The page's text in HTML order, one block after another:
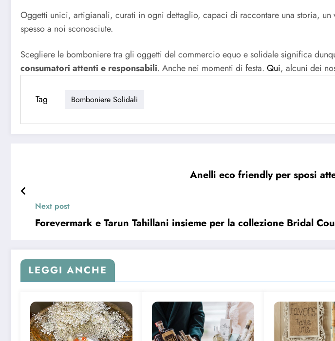
Oggetti unici, artigianali, curati in ogni dettaglio, capaci di raccontare una storia, un
spesso a noi sconosciute.
Scegliere le bomboniere tra gli oggetti del commercio equo e solidale significa
consumatori attenti e responsabili. Anche nei momenti di festa. Qui, alcuni dei
Tag Bomboniere Solidali
Anelli eco friendly per sposi
Next post
Forevermark e Tarun Tahillani insieme per la collezione Bridal
LEGGI ANCHE